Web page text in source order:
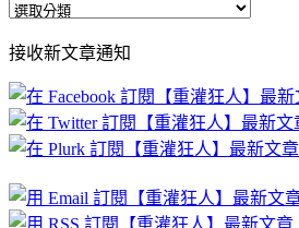
全
文
章
分
類
接收新文章通知